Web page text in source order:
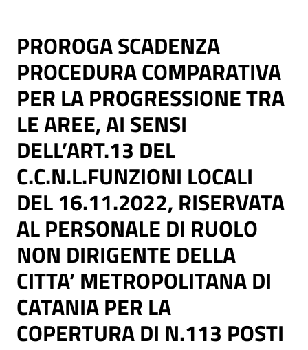
PROROGA SCADENZA
PROCEDURA COMPARATIVA
PER LA PROGRESSIONE TRA
LE AREE, AI SENSI
DELL’ART.13 DEL
C.C.N.L.FUNZIONI LOCALI
DEL 16.11.2022, RISERVATA
AL PERSONALE DI RUOLO
NON DIRIGENTE DELLA
CITTA’ METROPOLITANA DI
CATANIA PER LA
COPERTURA DI N.113 POSTI